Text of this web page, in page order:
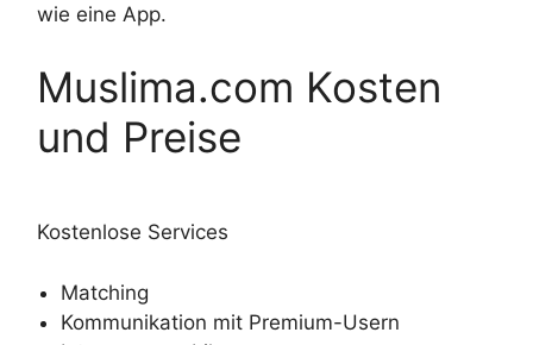
wie eine App.
Muslima.com Kosten
und Preise
Kostenlose Services
Matching
Kommunikation mit Premium-Usern